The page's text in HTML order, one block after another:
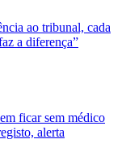
ao tribunal, cada
a diferença”
ficar sem médico
alerta